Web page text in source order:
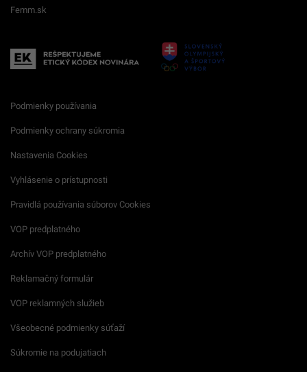
Femm.sk
Podmienky používania
Podmienky ochrany súkromia
Nastavenia Cookies
Vyhlásenie o prístupnosti
Pravidlá používania súborov Cookies
VOP predplatného
Archív VOP predplatného
Reklamačný formulár
VOP reklamných služieb
Všeobecné podmienky súťaží
Súkromie na podujatiach